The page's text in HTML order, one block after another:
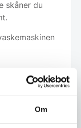
Om
skåner du